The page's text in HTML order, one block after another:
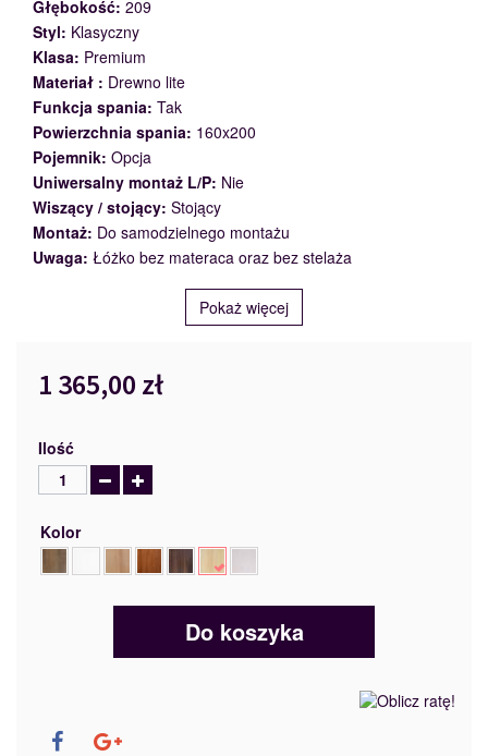
Głębokość: 209
Styl: Klasyczny
Klasa: Premium
Materiał : Drewno lite
Funkcja spania: Tak
Powierzchnia spania: 160x200
Pojemnik: Opcja
Uniwersalny montaż L/P: Nie
Wiszący / stojący: Stojący
Montaż: Do samodzielnego montażu
Uwaga: Łóżko bez materaca oraz bez stelaża
Pokaż więcej
1 365,00 zł
Ilość
Do koszyka